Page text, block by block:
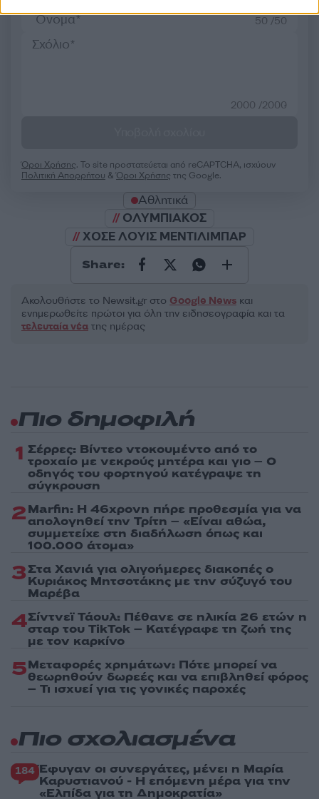
50 /50
2000 /2000
Όροι Χρήσης. Το site προστατεύεται από reCAPTCHA, ισχύουν
Πολιτική Απορρήτου &Όροι Χρήσης της Google.
Αθλητικά
ΟΛΥΜΠΙΑΚΟΣ
ΧΟΣΕ ΛΟΥΙΣ ΜΕΝΤΙΛΙΜΠΑΡ
Share:
Ακολουθήστε το Νewsit.gr στο Google News και
ενημερωθείτε πρώτοι για όλη την ειδησεογραφία και τα
τελευταία νέα της ημέρας
Πιο δημοφιλή
1 Σέρρες: Βίντεο ντοκουμέντο από το
τροχαίο με νεκρούς μητέρα και γιο – Ο
οδηγός του φορτηγού κατέγραψε τη
σύγκρουση
2Marfin: Η 46χρονη πήρε προθεσμία για να
απολογηθεί την Τρίτη – «Είναι αθώα,
συμμετείχε στη διαδήλωση όπως και
100.000 άτομα»
3Στα Χανιά για ολιγοήμερες διακοπές ο
Κυριάκος Μητσοτάκης με την σύζυγό του
Μαρέβα
4Σίντνεϊ Τάουλ: Πέθανε σε ηλικία 26 ετών η
σταρ του TikTok – Kατέγραφε τη ζωή της
με τον καρκίνο
5Μεταφορές χρημάτων: Πότε μπορεί να
θεωρηθούν δωρεές και να επιβληθεί φόρος
– Τι ισχυεί για τις γονικές παροχές
Πιο σχολιασμένα
184 Έφυγαν οι συνεργάτες, μένει η Μαρία
Καρυστιανού - Η επόμενη μέρα για την
«Ελπίδα για τη Δημοκρατία»